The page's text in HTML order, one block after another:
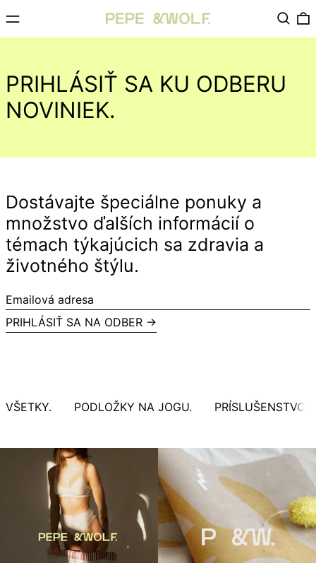
Ponuka
PRIHLÁSIŤ SA KU ODBERU
NOVINIEK.
Dostávajte špeciálne ponuky a
množstvo ďalších informácií o
témach týkajúcich sa zdravia a
životného štýlu.
Emailová
adresa
PRIHLÁSIŤ SA NA ODBER →
VŠETKY. PODLOŽKY NA JOGU. PRÍSLUŠENSTVO.